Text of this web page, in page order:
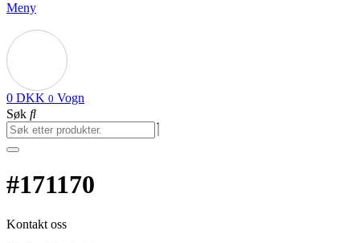
Meny
0 DKK 0 Vogn
Søk
#171170
Kontakt oss